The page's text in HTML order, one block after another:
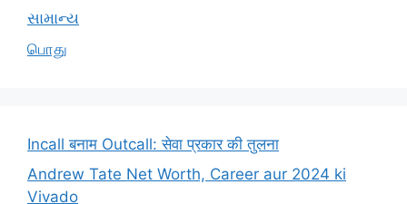
સામાન્ય
பொது
Incall बनाम Outcall: सेवा प्रकार की तुलना
Andrew Tate Net Worth, Career aur 2024 ki
Vivado